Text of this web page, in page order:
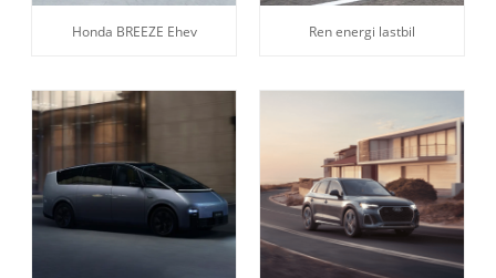
Honda BREEZE Ehev Ren energi lastbil